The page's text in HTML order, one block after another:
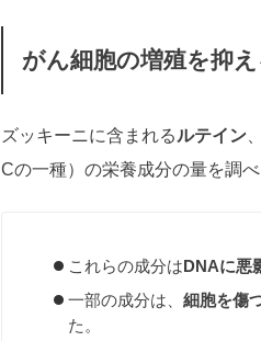
がん細胞の増殖を抑え
ズッキーニに含まれるルテイン
Cの一種）の栄養成分の量を調
これらの成分はDNAに悪
一部の成分は、細胞を傷
た。